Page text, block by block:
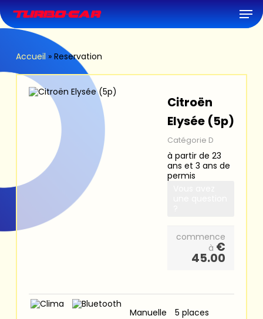
to
main
content
Accueil » Reservation
Citroën
Elysée (5p)
Catégorie D
à partir de 23
ans et 3 ans de
permis
commence
à €
45.00
Manuelle
5 places